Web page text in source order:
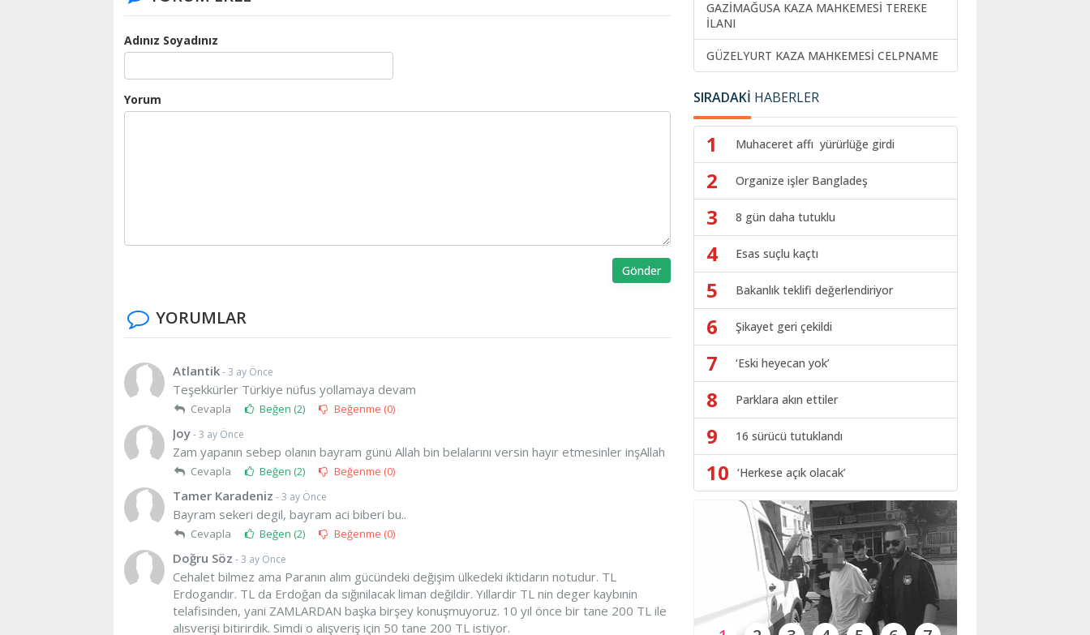
Adınız Soyadınız
Yorum
Gönder
YORUMLAR
Atlantik- 3 ay Önce
Teşekkürler Türkiye nüfus yollamaya devam
Cevapla Beğen (2) Beğenme (0)
Joy- 3 ay Önce
Zam yapanın sebep olanın bayram günü Allah bin belalarını versin hayır etmesinler inşAllah
Cevapla Beğen (2) Beğenme (0)
Tamer Karadeniz - 3 ay Önce
Bayram sekeri degil, bayram aci biberi bu..
Cevapla Beğen (2) Beğenme (0)
Doğru Söz - 3 ay Önce
Cehalet bilmez ama Paranın alım gücündeki değişim ülkedeki iktidarın notudur. TL
Erdogandır. TL da Erdoğan da sığınilacak liman değildir. Yıllardir TL nin deger kaybınin
telafisinden, yani ZAMLARDAN başka birşey konuşmuyoruz. 10 yıl önce bir tane 200 TL ile
alısverişi bitirirdik. Simdi o alışveriş için 50 tane 200 TL istiyor.
GAZİMAĞUSA KAZA MAHKEMESİ TEREKE
İLANI
GÜZELYURT KAZA MAHKEMESİ CELPNAME
SIRADAKİ HABERLER
1 Muhaceret affı yürürlüğe girdi
2 Organize işler Bangladeş
3 8 gün daha tutuklu
4 Esas suçlu kaçtı
5 Bakanlık teklifi değerlendiriyor
6 Şikayet geri çekildi
7 ‘Eski heyecan yok’
8 Parklara akın ettiler
9 16 sürücü tutuklandı
10 ‘Herkese açık olacak’